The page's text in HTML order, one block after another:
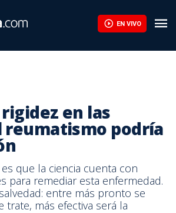
EN VIVO
en las
reumatismo podría
que la ciencia cuenta con
para remediar esta enfermedad.
entre más pronto se
trate, más efectiva será la